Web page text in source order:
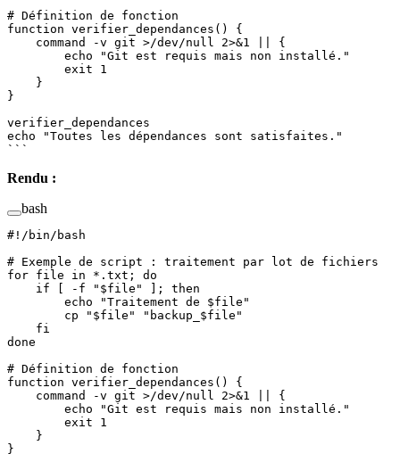
# Définition de fonction
function verifier_dependances () {
    command
-v git >/dev/null 2>&1
{
        echo
"Git est requis mais non installé."
        exit
1
    }
}
verifier_dependances
echo "Toutes les dépendances sont satisfaites."
```
Rendu :
bash
#!/bin/bash
# Exemple de script : traitement par lot de fichiers
for file in *.txt ; do
    if
-f " $file " ]; then
        echo
"Traitement de $file "
        cp
" $file " "backup_ $file "
    fi
done
# Définition de fonction
function verifier_dependances () {
    command
-v git >/dev/null 2>&1
{
        echo
"Git est requis mais non installé."
        exit
1
    }
}